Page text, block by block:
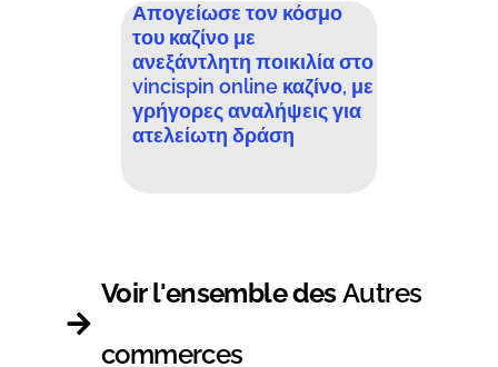
Απογείωσε τον κόσμο
του καζίνο με
ανεξάντλητη ποικιλία στο
vincispin online καζίνο, με
γρήγορες αναλήψεις για
ατελείωτη δράση
Voir l'ensemble desAutres
commerces